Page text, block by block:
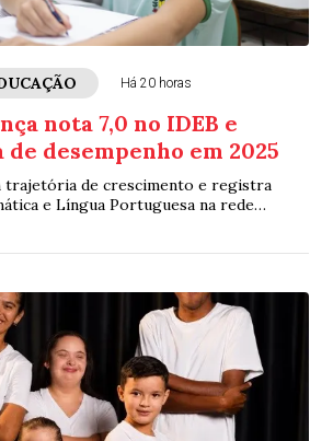
Há 20 horas
nota 7,0 no IDEB e
desempenho em 2025
trajetória de crescimento e registra
e Língua Portuguesa na rede